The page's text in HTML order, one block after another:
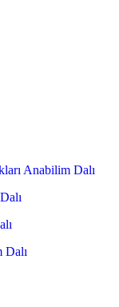
Anabilim Dalı
Dalı